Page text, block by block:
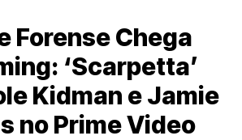
Forense Chega
‘Scarpetta’
Kidman e Jamie
no Prime Video